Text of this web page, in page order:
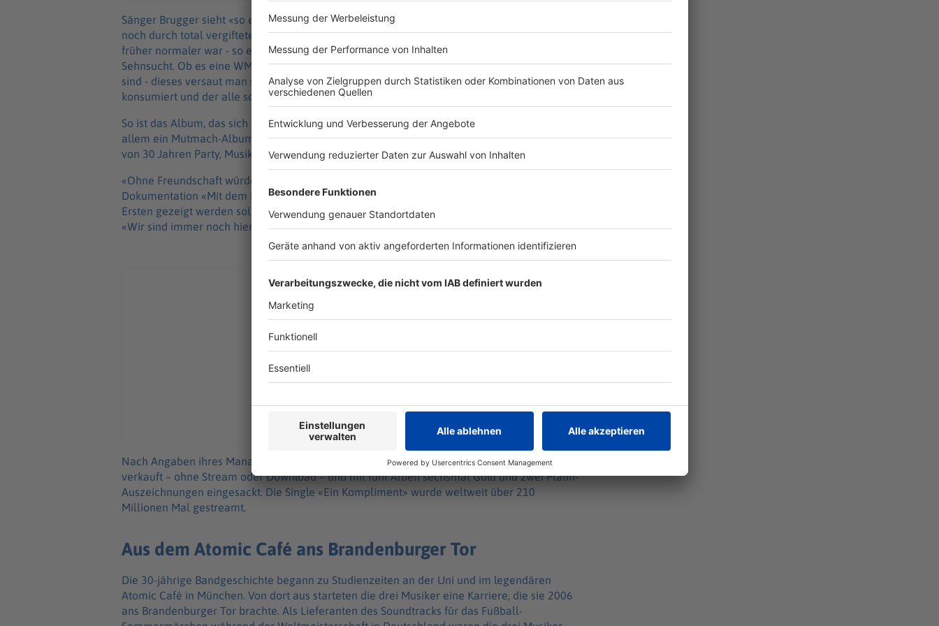
Sänger Brugger sieht «so eine Zeit, in der sich vieles verdichtet und in der man die Welt nur
noch durch total vergiftetes Social Media betrachtet», sagt er im dpa-Interview. «Das, was
früher normaler war - so etwas Reales und so ein Wir-Gefühl - das wird halt jetzt zur
Sehnsucht. Ob es eine WM ist, wo man miteinander feiert und Dinge total selbstverständlich
sind - dieses versaut man sich heute durch diesen Scheiß, den man die ganze Zeit
konsumiert und der alle so misstrauisch werden lässt.»
So ist das Album, das sich so anhört, wie man es von den «Sportis» gewohnt ist, wohl vor
allem ein Mutmach-Album in schweren, dunkler werdenden Zeiten - und auch ein Feiern
von 30 Jahren Party, Musik - und natürlich Freundschaft.
«Ohne Freundschaft würde das bei uns nicht gehen», heißt ein zentraler Satz in der ARD-
Dokumentation «Mit dem Herz in der Hand», die am Tag der Albumveröffentlichung im
Ersten gezeigt werden soll und in der Mediathek schon zu sehen ist. Darin heißt es auch:
«Wir sind immer noch hier.»
Nach Angaben ihres Managements hat die Band zwei Millionen physische Tonträger
verkauft – ohne Stream oder Download – und mit fünf Alben sechsmal Gold und zwei Platin-
Auszeichnungen eingesackt. Die Single «Ein Kompliment» wurde weltweit über 210
Millionen Mal gestreamt.
Aus dem Atomic Café ans Brandenburger Tor
Die 30-jährige Bandgeschichte begann zu Studienzeiten an der Uni und im legendären
Atomic Café in München. Von dort aus starteten die drei Musiker eine Karriere, die sie 2006
ans Brandenburger Tor brachte. Als Lieferanten des Soundtracks für das Fußball-